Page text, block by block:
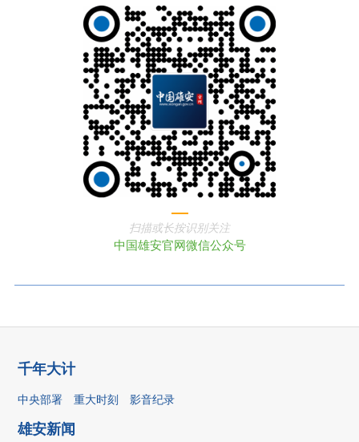
扫描或长按识别关注
中国雄安官网微信公众号
千年大计
中央部署 重大时刻 影音纪录
雄安新闻